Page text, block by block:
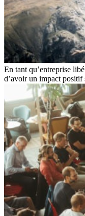
En tant qu’entreprise
d’avoir un impact positif